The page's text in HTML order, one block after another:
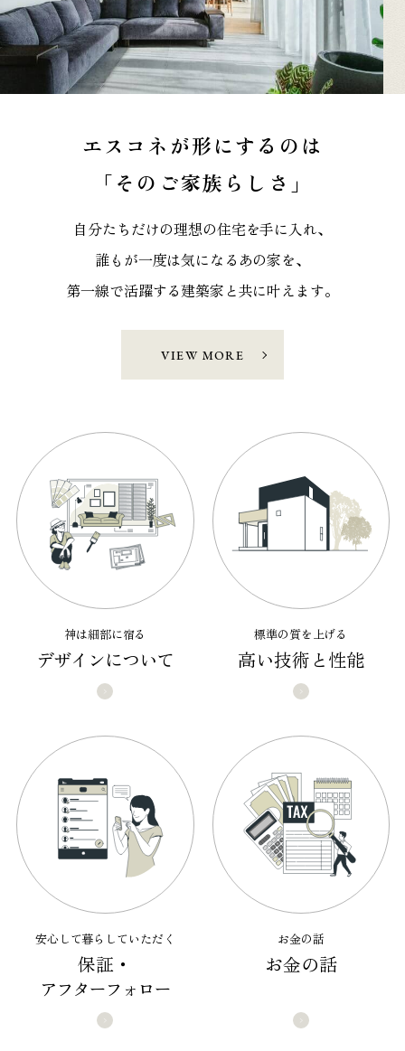
エスコネが形にするのは
「そのご家族らしさ」
自分たちだけの理想の住宅を手に入れ、
誰もが一度は気になるあの家を、
第一線で活躍する建築家と共に叶えます。
VIEW MORE
神は細部に宿る
デザインについて
標準の質を上げる
高い技術と性能
安心して暮らしていただく
保証・
アフターフォロー
お金の話
お金の話